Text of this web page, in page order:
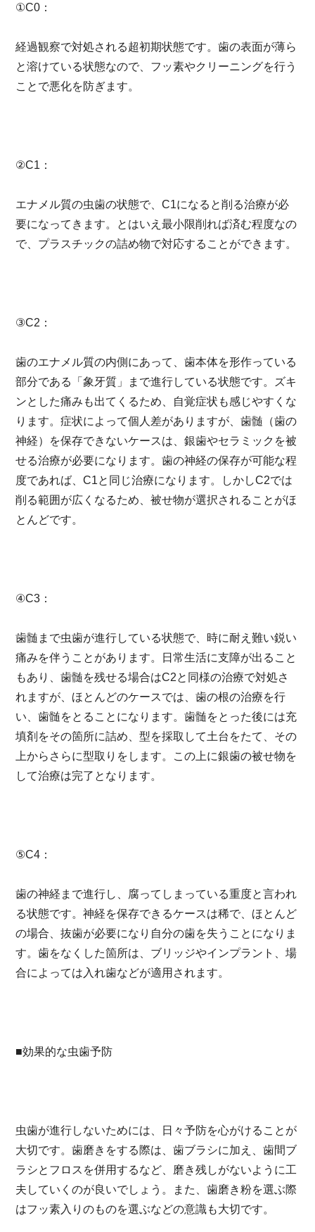
①C0：
経過観察で対処される超初期状態です。歯の表面が薄ら
と溶けている状態なので、フッ素やクリーニングを行う
ことで悪化を防ぎます。
②C1：
エナメル質の虫歯の状態で、C1になると削る治療が必
要になってきます。とはいえ最小限削れば済む程度なの
で、プラスチックの詰め物で対応することができます。
③C2：
歯のエナメル質の内側にあって、歯本体を形作っている
部分である「象牙質」まで進行している状態です。ズキ
ンとした痛みも出てくるため、自覚症状も感じやすくな
ります。症状によって個人差がありますが、歯髄（歯の
神経）を保存できないケースは、銀歯やセラミックを被
せる治療が必要になります。歯の神経の保存が可能な程
度であれば、C1と同じ治療になります。しかしC2では
削る範囲が広くなるため、被せ物が選択されることがほ
とんどです。
④C3：
歯髄まで虫歯が進行している状態で、時に耐え難い鋭い
痛みを伴うことがあります。日常生活に支障が出ること
もあり、歯髄を残せる場合はC2と同様の治療で対処さ
れますが、ほとんどのケースでは、歯の根の治療を行
い、歯髄をとることになります。歯髄をとった後には充
填剤をその箇所に詰め、型を採取して土台をたて、その
上からさらに型取りをします。この上に銀歯の被せ物を
して治療は完了となります。
⑤C4：
歯の神経まで進行し、腐ってしまっている重度と言われ
る状態です。神経を保存できるケースは稀で、ほとんど
の場合、抜歯が必要になり自分の歯を失うことになりま
す。歯をなくした箇所は、ブリッジやインプラント、場
合によっては入れ歯などが適用されます。
■効果的な虫歯予防
虫歯が進行しないためには、日々予防を心がけることが
大切です。歯磨きをする際は、歯ブラシに加え、歯間ブ
ラシとフロスを併用するなど、磨き残しがないように工
夫していくのが良いでしょう。また、歯磨き粉を選ぶ際
はフッ素入りのものを選ぶなどの意識も大切です。